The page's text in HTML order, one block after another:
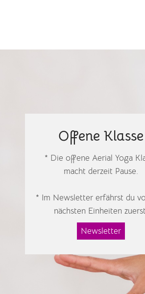
Offene Klasse
* Die offene Aerial Yoga
macht derzeit Pause.
* Im Newsletter erfährst du
nächsten Einheiten
Newsletter